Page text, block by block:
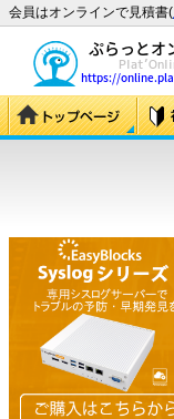
会員はオンラインで見積書(